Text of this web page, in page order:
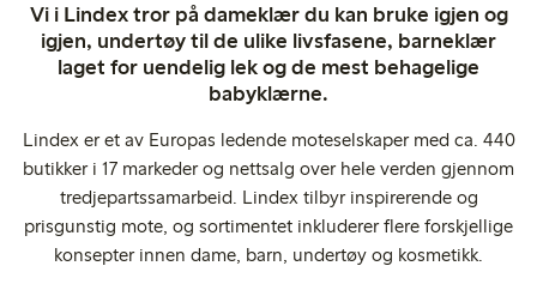
Vi i Lindex tror på dameklær du kan bruke igjen og
igjen, undertøy til de ulike livsfasene, barneklær
laget for uendelig lek og de mest behagelige
babyklærne.
Lindex er et av Europas ledende moteselskaper med ca. 440
butikker i 17 markeder og nettsalg over hele verden gjennom
tredjepartssamarbeid. Lindex tilbyr inspirerende og
prisgunstig mote, og sortimentet inkluderer flere forskjellige
konsepter innen dame, barn, undertøy og kosmetikk.